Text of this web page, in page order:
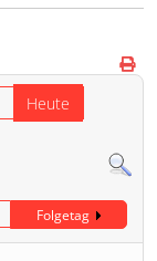
Heute
Folgetag